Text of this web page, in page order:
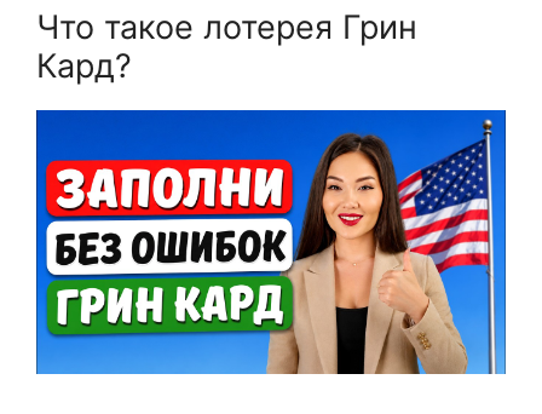
Что такое лотерея Грин
Кард?